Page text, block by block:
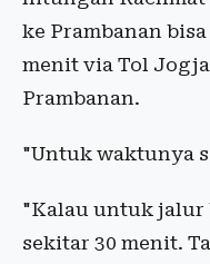
ke Prambanan
menit via Tol
Prambanan.
"Untuk waktunya
"Kalau untuk jalur
sekitar 30 menit.